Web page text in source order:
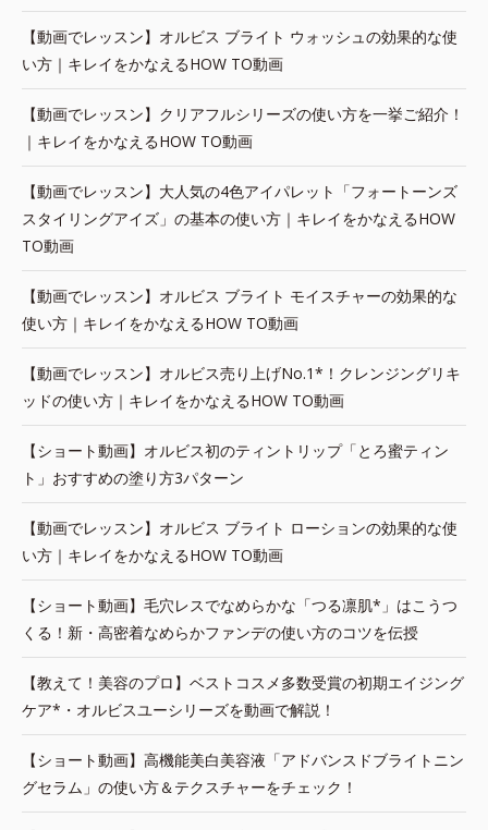
【動画でレッスン】オルビス ブライト ウォッシュの効果的な使
い方｜キレイをかなえるHOW TO動画
【動画でレッスン】クリアフルシリーズの使い方を一挙ご紹介！
｜キレイをかなえるHOW TO動画
【動画でレッスン】大人気の4色アイパレット「フォートーンズ
スタイリングアイズ」の基本の使い方｜キレイをかなえるHOW
TO動画
【動画でレッスン】オルビス ブライト モイスチャーの効果的な
使い方｜キレイをかなえるHOW TO動画
【動画でレッスン】オルビス売り上げNo.1*！クレンジングリキ
ッドの使い方｜キレイをかなえるHOW TO動画
【ショート動画】オルビス初のティントリップ「とろ蜜ティン
ト」おすすめの塗り方3パターン
【動画でレッスン】オルビス ブライト ローションの効果的な使
い方｜キレイをかなえるHOW TO動画
【ショート動画】毛穴レスでなめらかな「つる凛肌*」はこうつ
くる！新・高密着なめらかファンデの使い方のコツを伝授
【教えて！美容のプロ】ベストコスメ多数受賞の初期エイジング
ケア*・オルビスユーシリーズを動画で解説！
【ショート動画】高機能美白美容液「アドバンスドブライトニン
グセラム」の使い方＆テクスチャーをチェック！